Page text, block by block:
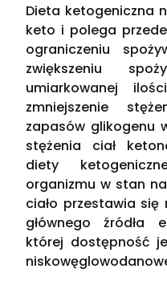
Dieta ketogeniczna
keto i polega
ograniczeniu
zwiększeniu
umiarkowanej
zmniejszenie
zapasów glikogenu
stężenia ciał
diety
organizmu w stan
ciało przestawia się
głównego źródła
której dostępność